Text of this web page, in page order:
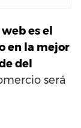
es el
en la mejor
del
será